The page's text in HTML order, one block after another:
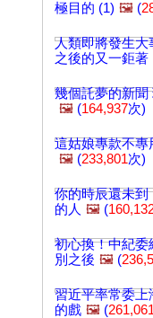
極目的 (1) 🖼️ (
人類即將發生大
之後的又一鉅著
幾個託夢的新聞
🖼️ (164,937次)
這姑娘專款不專
🖼️ (233,801次)
你的時辰還未到
的人 🖼️ (
初心換！中紀委
別之後 🖼️ (
習近平率常委上
的戲 🖼️ (261,061